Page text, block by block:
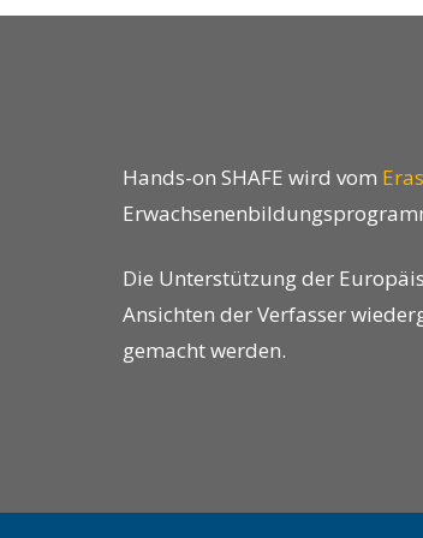
open
Hands-on SHAFE wird vom
Die Unterstützung der
Ansichten der Verfasser
gemacht werden.